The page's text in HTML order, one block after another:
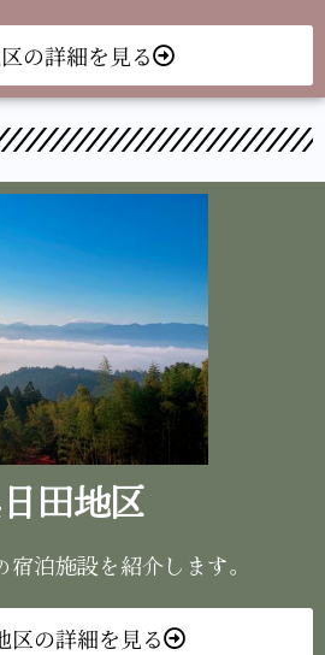
の詳細を見る
田地区
泊施設を紹介します。
区の詳細を見る